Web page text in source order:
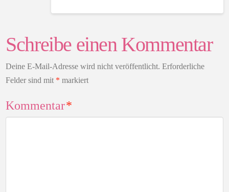
Schreibe einen Kommentar
Deine E-Mail-Adresse wird nicht veröffentlicht. Erforderliche
Felder sind mit * markiert
Kommentar*